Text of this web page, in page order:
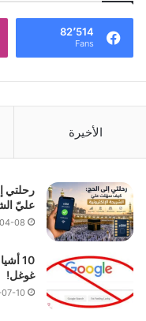
82٬514
Fans
الأخيرة
رحلتي
عليّ
08
10
غوغل!
10